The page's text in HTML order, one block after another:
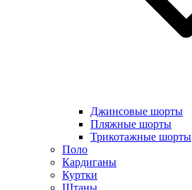
Джинсовые шорты
Пляжные шорты
Трикотажные шорты
Поло
Кардиганы
Куртки
Штаны